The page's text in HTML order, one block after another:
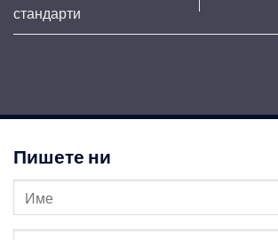
стандарти
Пишете ни